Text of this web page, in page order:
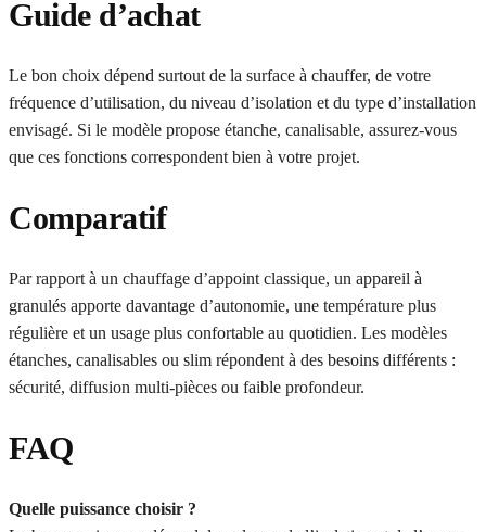
Guide d’achat
Le bon choix dépend surtout de la surface à chauffer, de votre
fréquence d’utilisation, du niveau d’isolation et du type d’installation
envisagé. Si le modèle propose étanche, canalisable, assurez-vous
que ces fonctions correspondent bien à votre projet.
Comparatif
Par rapport à un chauffage d’appoint classique, un appareil à
granulés apporte davantage d’autonomie, une température plus
régulière et un usage plus confortable au quotidien. Les modèles
étanches, canalisables ou slim répondent à des besoins différents :
sécurité, diffusion multi-pièces ou faible profondeur.
FAQ
Quelle puissance choisir ?